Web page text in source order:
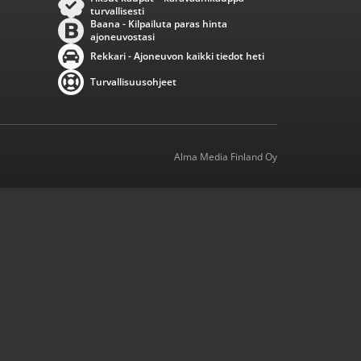
turvallisesti
Baana - Kilpailuta paras hinta
ajoneuvostasi
Rekkari - Ajoneuvon kaikki tiedot heti
Turvallisuusohjeet
Alma Media Finland Oy